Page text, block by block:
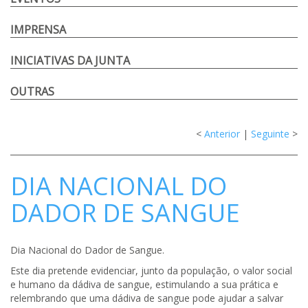
IMPRENSA
INICIATIVAS DA JUNTA
OUTRAS
< Anterior | Seguinte >
DIA NACIONAL DO
DADOR DE SANGUE
Dia Nacional do Dador de Sangue.
Este dia pretende evidenciar, junto da população, o valor social
e humano da dádiva de sangue, estimulando a sua prática e
relembrando que uma dádiva de sangue pode ajudar a salvar